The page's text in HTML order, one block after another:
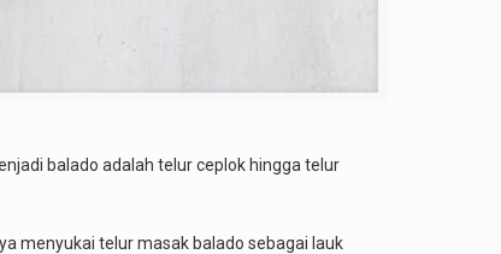
balado adalah telur ceplok hingga telur
menyukai telur masak balado sebagai lauk